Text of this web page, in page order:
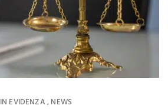
IN EVIDENZA , NEWS